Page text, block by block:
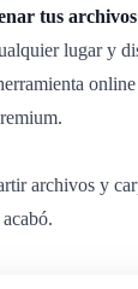
tus archivos
lugar y
archivos y